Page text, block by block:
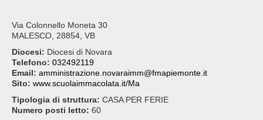
Via Colonnello Moneta 30
MALESCO, 28854, VB
Diocesi: Diocesi di Novara
Telefono: 032492119
Email: amministrazione.novaraimm@fmapiemonte.it
Sito: www.scuolaimmacolata.it/Ma
Tipologia di struttura: CASA PER FERIE
Numero posti letto: 60